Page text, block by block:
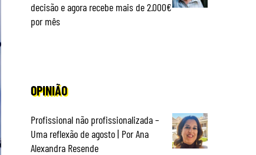
decisão e agora recebe mais de 2.000€
por mês
OPINIÃO
Profissional não profissionalizada –
Uma reflexão de agosto | Por Ana
Alexandra Resende